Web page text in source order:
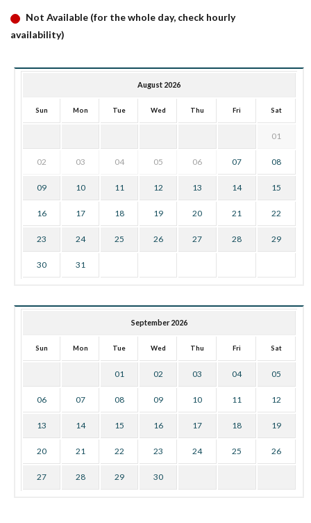
Not Available (for the whole day, check hourly
availability)
August 2026
Sun Mon Tue Wed Thu Fri Sat
01
02 03 04 05 06 07 08
09 10 11 12 13 14 15
16 17 18 19 20 21 22
23 24 25 26 27 28 29
30 31
September 2026
Sun Mon Tue Wed Thu Fri Sat
01 02 03 04 05
06 07 08 09 10 11 12
13 14 15 16 17 18 19
20 21 22 23 24 25 26
27 28 29 30